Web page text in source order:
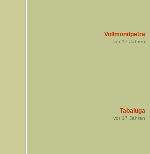
Vollmondpetra
vor 17 Jahren
Tabaluga
vor 17 Jahren